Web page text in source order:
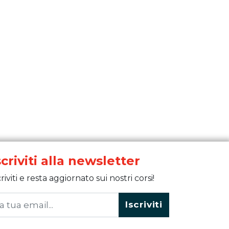
alla newsletter
e resta aggiornato sui nostri corsi!
Iscriviti